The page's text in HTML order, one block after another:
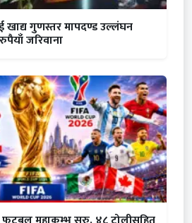
खाद्य गुणस्तर मापदण्ड उल्लंघन
जरिवाना